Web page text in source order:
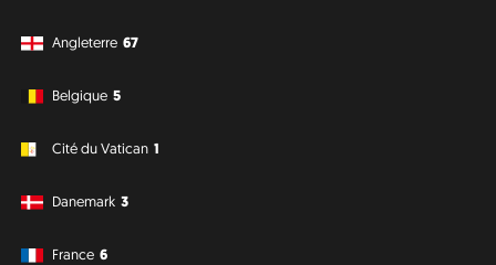
Angleterre 67
Belgique 5
Cité du Vatican 1
Danemark 3
France 6